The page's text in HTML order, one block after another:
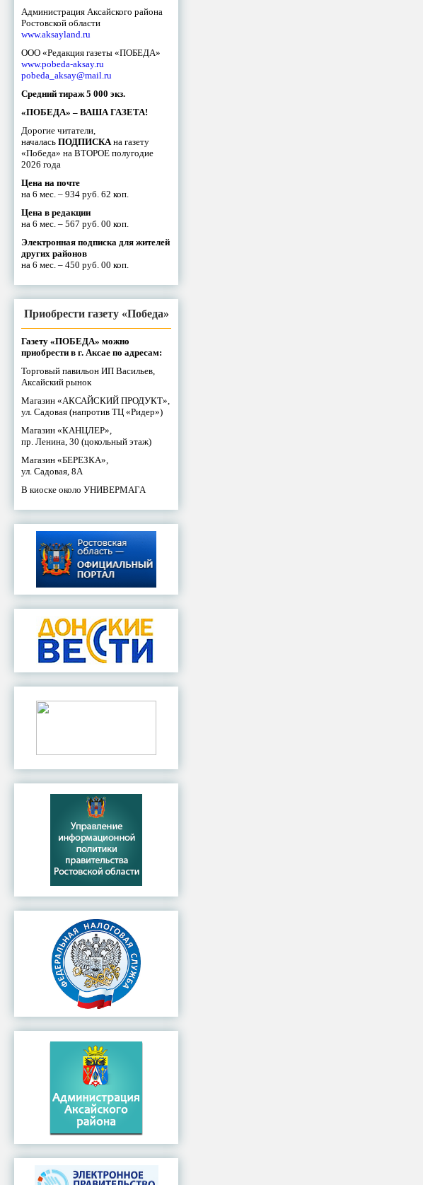
Администрация Аксайского района
Ростовской области
www.aksayland.ru
ООО «Редакция газеты «ПОБЕДА»
www.pobeda-aksay.ru
pobeda_aksay@mail.ru
Средний тираж 5 000 экз.
«ПОБЕДА» – ВАША ГАЗЕТА!
Дорогие читатели,
началась ПОДПИСКАна газету
«Победа» на ВТОРОЕ полугодие
2026 года
Цена на почте
на 6 мес. – 934 руб. 62 коп.
Цена в редакции
на 6 мес. – 567 руб. 00 коп.
Электронная подписка для жителей
других районов
на 6 мес. – 450 руб. 00 коп.
Приобрести газету «Победа»
Газету «ПОБЕДА» можно
приобрести в г. Аксае по адресам:
Торговый павильон ИП Васильев,
Аксайский рынок
Магазин «АКСАЙСКИЙ ПРОДУКТ»,
ул. Садовая (напротив ТЦ «Ридер»)
Магазин «КАНЦЛЕР»,
пр. Ленина, 30 (цокольный этаж)
Магазин «БЕРЕЗКА»,
ул. Садовая, 8А
В киоске около УНИВЕРМАГА